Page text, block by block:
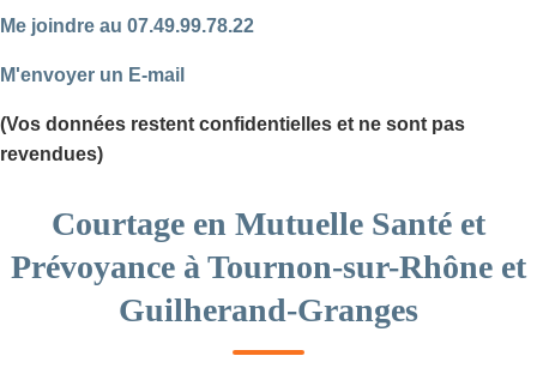
Me joindre au 07.49.99.78.22
M'envoyer un E-mail
(Vos données restent confidentielles et ne sont pas
revendues)
Courtage en Mutuelle Santé et
Prévoyance à Tournon-sur-Rhône et
Guilherand-Granges